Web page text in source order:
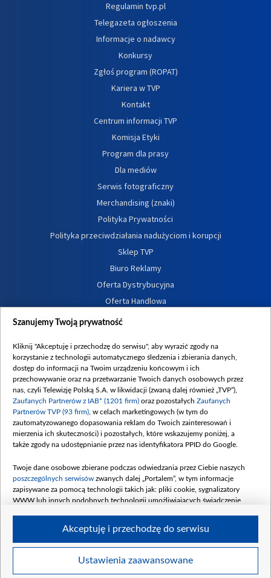
Regulamin tvp.pl
Telegazeta ogłoszenia
Informacje o nadawcy
Konkursy
Zgłoś program (ROPAT)
Kariera w TVP
Kontakt
Centrum informacji TVP
Komisja Etyki
Program dla prasy
Dla mediów
Serwis fotograficzny
Merchandising (znaki)
Polityka Prywatności
Polityka przeciwdziałania nadużyciom i korupcji
Sklep TVP
Biuro Reklamy
Oferta Dystrybucyjna
Oferta Handlowa
Dostępność
Procedura zgłoszeń wewnętrznych
Szanujemy Twoją prywatność
Kliknij "Akceptuję i przechodzę do serwisu", aby wyrazić zgody na
korzystanie z technologii automatycznego śledzenia i zbierania danych,
dostęp do informacji na Twoim urządzeniu końcowym i ich
przechowywanie oraz na przetwarzanie Twoich danych osobowych przez
nas, czyli Telewizję Polską S.A. w likwidacji (zwaną dalej również „TVP”),
Zaufanych Partnerów z IAB* (1201 firm) oraz pozostałych Zaufanych
Partnerów TVP (93 firm) , w celach marketingowych (w tym do
zautomatyzowanego dopasowania reklam do Twoich zainteresowań i
mierzenia ich skuteczności) i pozostałych, które wskazujemy poniżej, a
także zgody na udostępnianie przez nas identyfikatora PPID do Google.
Twoje dane osobowe zbierane podczas odwiedzania przez Ciebie naszych
poszczególnych serwisów zwanych dalej „Portalem”, w tym informacje
zapisywane za pomocą technologii takich jak: pliki cookie, sygnalizatory
WWW lub innych podobnych technologii umożliwiających świadczenie
Twoje dane osobowe zbierane podczas odwiedzania przez Ciebie
Ustawienia zaawansowane
Akceptuję i przechodzę do serwisu